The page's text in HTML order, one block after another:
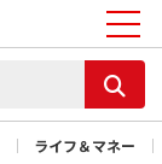
ライフ＆マネー